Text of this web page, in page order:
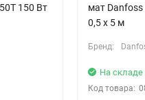
150 Вт
мат Danfoss
0,5 x 5 м
Бренд:
На
Код товара: